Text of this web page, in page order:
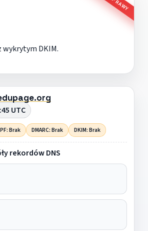
wykrytym DKIM.
UTC
Brak DMARC: Brak DKIM: Brak
rekordów DNS